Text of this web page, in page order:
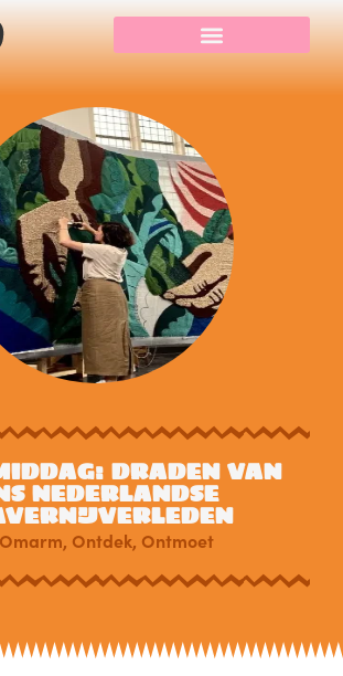
DRADEN VAN
NEDERLANDSE
Omarm, Ontdek, Ontmoet